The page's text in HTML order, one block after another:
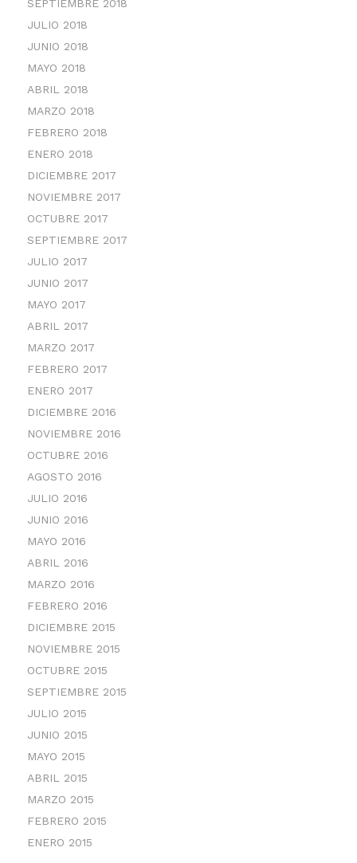
SEPTIEMBRE 2018
JULIO 2018
JUNIO 2018
MAYO 2018
ABRIL 2018
MARZO 2018
FEBRERO 2018
ENERO 2018
DICIEMBRE 2017
NOVIEMBRE 2017
OCTUBRE 2017
SEPTIEMBRE 2017
JULIO 2017
JUNIO 2017
MAYO 2017
ABRIL 2017
MARZO 2017
FEBRERO 2017
ENERO 2017
DICIEMBRE 2016
NOVIEMBRE 2016
OCTUBRE 2016
AGOSTO 2016
JULIO 2016
JUNIO 2016
MAYO 2016
ABRIL 2016
MARZO 2016
FEBRERO 2016
DICIEMBRE 2015
NOVIEMBRE 2015
OCTUBRE 2015
SEPTIEMBRE 2015
JULIO 2015
JUNIO 2015
MAYO 2015
ABRIL 2015
MARZO 2015
FEBRERO 2015
ENERO 2015